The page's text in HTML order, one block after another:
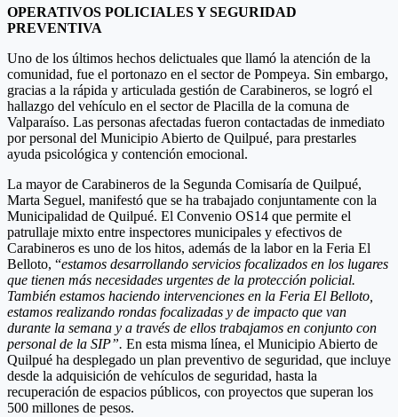
OPERATIVOS POLICIALES Y SEGURIDAD
PREVENTIVA
Uno de los últimos hechos delictuales que llamó la atención de la
comunidad, fue el portonazo en el sector de Pompeya. Sin embargo,
gracias a la rápida y articulada gestión de Carabineros, se logró el
hallazgo del vehículo en el sector de Placilla de la comuna de
Valparaíso. Las personas afectadas fueron contactadas de inmediato
por personal del Municipio Abierto de Quilpué, para prestarles
ayuda psicológica y contención emocional.
La mayor de Carabineros de la Segunda Comisaría de Quilpué,
Marta Seguel, manifestó que se ha trabajado conjuntamente con la
Municipalidad de Quilpué. El Convenio OS14 que permite el
patrullaje mixto entre inspectores municipales y efectivos de
Carabineros es uno de los hitos, además de la labor en la Feria El
Belloto, “estamos desarrollando servicios focalizados en los lugares
que tienen más necesidades urgentes de la protección policial.
También estamos haciendo intervenciones en la Feria El Belloto,
estamos realizando rondas focalizadas y de impacto que van
durante la semana y a través de ellos trabajamos en conjunto con
personal de la SIP”. En esta misma línea, el Municipio Abierto de
Quilpué ha desplegado un plan preventivo de seguridad, que incluye
desde la adquisición de vehículos de seguridad, hasta la
recuperación de espacios públicos, con proyectos que superan los
500 millones de pesos.